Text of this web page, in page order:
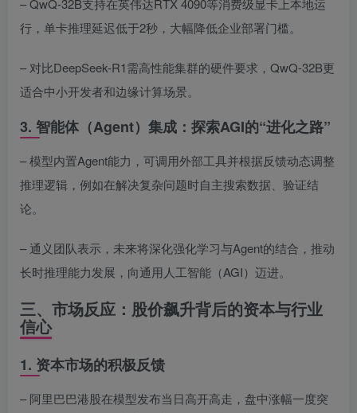
– QwQ-32B支持在英伟达RTX 4090等消费级显卡上本地运
行，单卡推理延迟低于2秒，大幅降低企业部署门槛。
– 对比DeepSeek-R1需高性能集群的硬件要求，QwQ-32B更
适合中小开发者和边缘计算场景。
3. 智能体（Agent）集成：探索AGI的“进化之路”
– 模型内置Agent能力，可调用外部工具并根据反馈动态调整
推理逻辑，例如在解决复杂问题时自主搜索数据、验证结
论。
– 通义团队表示，未来将深化强化学习与Agent的结合，推动
长时推理能力发展，向通用人工智能（AGI）迈进。
三、市场反应：股价飙升背后的资本与行业
信心
1. 资本市场的积极反馈
– 阿里巴巴港股在模型发布当日高开高走，盘中涨幅一度突